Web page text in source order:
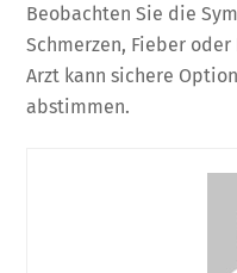
Beobachten Sie die
Schmerzen, Fieber
Arzt kann sichere
abstimmen.